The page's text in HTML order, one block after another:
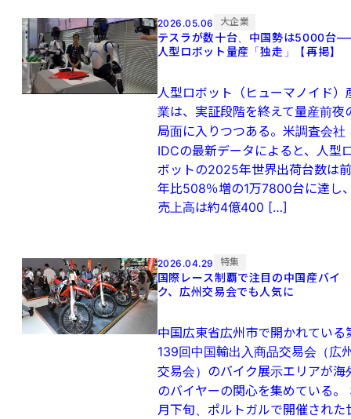
2026.05.06 大企業
テスラが数十台、中国勢は5000台
人型ロボット量産「独走」【再掲】
人型ロボット（ヒューマノイド）
業は、実証段階を終えて量産前夜
局面に入りつつある。米調査会社
IDCの最新データによると、人型
ボットの2025年世界出荷台数は前
年比508％増の1万7800台に達し
売上高は約4億400 […]
2026.04.29 特集
国際レース制覇で注目の中国産バイ
ク、広州交易会でも人気に
中国広東省広州市で開かれている
139回中国輸出入商品交易会（広
交易会）のバイク展示エリアが海
のバイヤーの関心を集めている。
月下旬、ポルトガルで開催された